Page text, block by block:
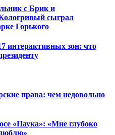
с Брик и
сыграл
Горького
интерактивных зон: что
права: чем недовольно
«Паука»: «Мне глубоко